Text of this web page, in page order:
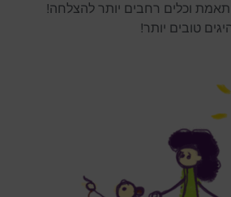
וכלים רחבים יותר להצלחה!
טובים יותר!